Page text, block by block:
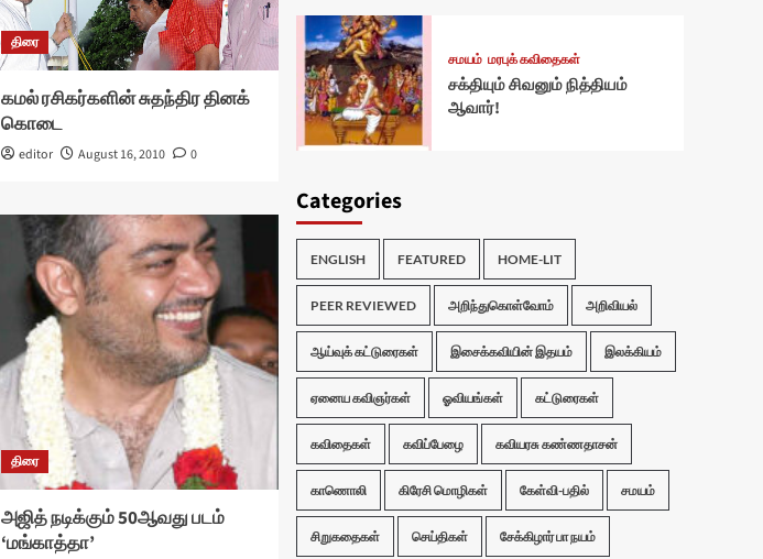
திரை
கமல் ரசிகர்களின் சுதந்திர தினக்
கொடை
editor August 16, 2010 0
திரை
அஜித் நடிக்கும் 50ஆவது படம்
‘மங்காத்தா’
சமயம் மரபுக் கவிதைகள்
சக்தியும் சிவனும் நித்தியம்
ஆவார்!
Categories
ENGLISH FEATURED HOME-LIT
PEER REVIEWED அறிந்துகொள்வோம் அறிவியல்
ஆய்வுக் கட்டுரைகள் இசைக்கவியின் இதயம் இலக்கியம்
ஏனைய கவிஞர்கள் ஓவியங்கள் கட்டுரைகள்
கவிதைகள் கவிப்பேழை கவியரசு கண்ணதாசன்
காணொலி கிரேசி மொழிகள் கேள்வி-பதில் சமயம்
சிறுகதைகள் செய்திகள் சேக்கிழார் பா நயம்